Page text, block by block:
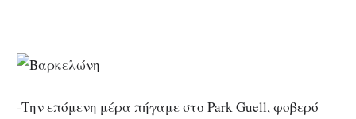
-Την επόμενη μέρα πήγαμε στο Park Guell, φοβερό